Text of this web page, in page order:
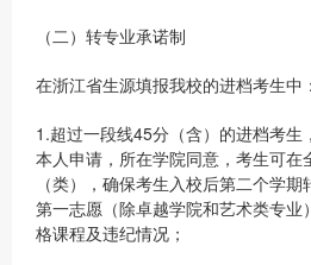
（二）转专业承诺制
在浙江省生源填报我校的进档考生中：
1.超过一段线45分（含）的进档考生
本人申请，所在学院同意，考生可在
（类），确保考生入校后第二个学
第一志愿（除卓越学院和艺术类专业
格课程及违纪情况；